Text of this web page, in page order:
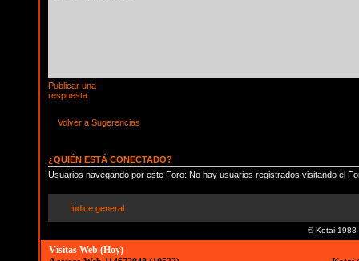
Publicar una
respuesta
Volver a Sugerencias
¿QUIÉN ESTÁ CONECTADO?
Usuarios navegando por este Foro: No hay usuarios registrados visitando el
Índice general
© Kotai 1988
Visitas Web (Hoy)